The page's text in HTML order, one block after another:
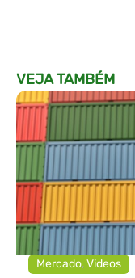
VEJA TAMBÉM
Mercado,Videos